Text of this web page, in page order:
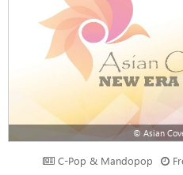
© Asian
C-Pop & Mandopop